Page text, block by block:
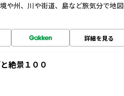
や州、川や街道、島など旅気分で地図
詳細を見る
絶景１００